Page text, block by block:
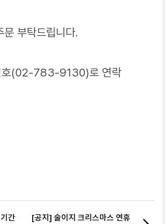
부탁드립니다.
호(02-783-9130)로 연락
간
[공지] 술이지 크리스마스 연휴